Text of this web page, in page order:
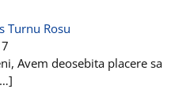
Turnu Rosu
Avem deosebita placere sa